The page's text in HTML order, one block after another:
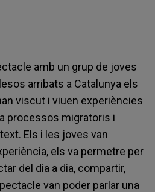
amb un grup de joves
arribats a Catalunya els
viscut i viuen experiències
processos migratoris i
Els i les joves van
els va permetre per
del dia a dia, compartir,
van poder parlar una